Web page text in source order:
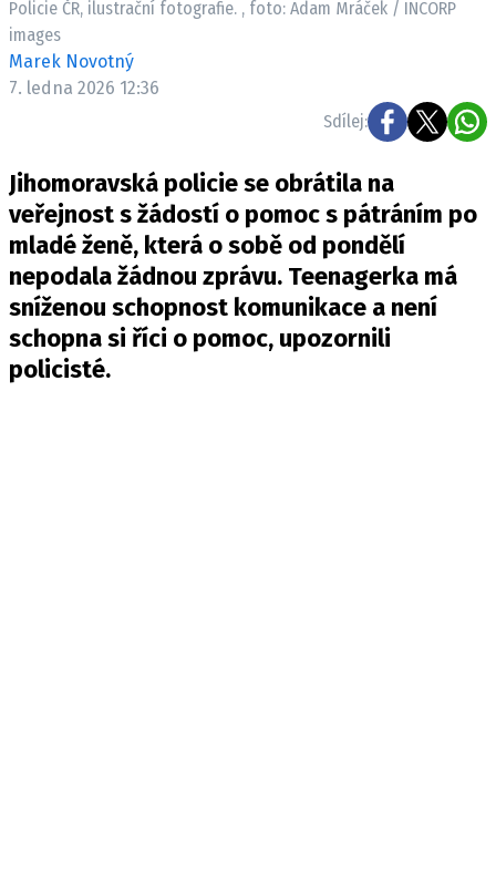
Pošlete e-mail na newsbox.cz
VYDAVATEL
INZERCE
OSOBNÍ ÚDAJE / COOKIES
VOLNÁ MÍSTA
Policie ČR, ilustrační fotografie. , foto: Adam Mráček / INCORP
images
Marek Novotný
7. ledna 2026 12:36
Sdílej:
Jihomoravská policie se obrátila na
veřejnost s žádostí o pomoc s pátráním po
mladé ženě, která o sobě od pondělí
nepodala žádnou zprávu. Teenagerka má
sníženou schopnost komunikace a není
schopna si říci o pomoc, upozornili
policisté.